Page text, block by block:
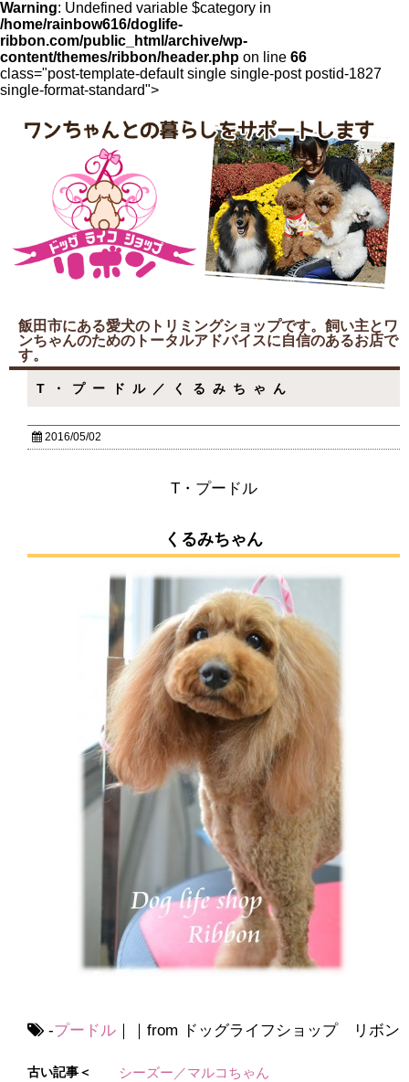
Warning: Undefined variable $category in
/home/rainbow616/doglife-
ribbon.com/public_html/archive/wp-
content/themes/ribbon/header.php on line 66
class="post-template-default single single-post postid-1827
single-format-standard">
飯田市にある愛犬のトリミングショップです。飼い主とワ
ンちゃんのためのトータルアドバイスに自信のあるお店で
す。
T・プードル／くるみちゃん
2016/05/02
T・プードル
くるみちゃん
-プードル ｜｜from ドッグライフショップ リボン
古い記事＜ シーズー／マルコちゃん